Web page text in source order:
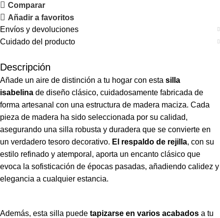
Comparar
Añadir a favoritos
Envíos y devoluciones
Cuidado del producto
Descripción
Añade un aire de distinción a tu hogar con esta silla
isabelina de diseño clásico, cuidadosamente fabricada de
forma artesanal con una estructura de madera maciza. Cada
pieza de madera ha sido seleccionada por su calidad,
asegurando una silla robusta y duradera que se convierte en
un verdadero tesoro decorativo. El respaldo de rejilla, con su
estilo refinado y atemporal, aporta un encanto clásico que
evoca la sofisticación de épocas pasadas, añadiendo calidez y
elegancia a cualquier estancia.
Además, esta silla puede tapizarse en varios acabados a tu